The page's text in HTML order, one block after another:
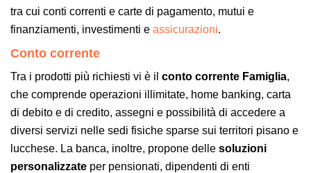
tra cui conti correnti e carte di pagamento, mutui e
finanziamenti, investimenti e assicurazioni.
Conto corrente
Tra i prodotti più richiesti vi è il conto corrente Famiglia,
che comprende operazioni illimitate, home banking, carta
di debito e di credito, assegni e possibilità di accedere a
diversi servizi nelle sedi fisiche sparse sui territori pisano e
lucchese. La banca, inoltre, propone delle soluzioni
personalizzate per pensionati, dipendenti di enti